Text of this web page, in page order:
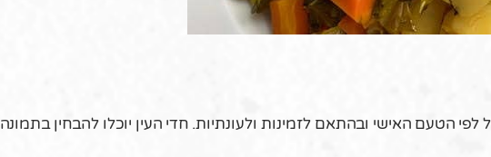
לפי הטעם האישי ובהתאם לזמינות ולעונתיות. חדי העין יוכלו להבחין בתמונה